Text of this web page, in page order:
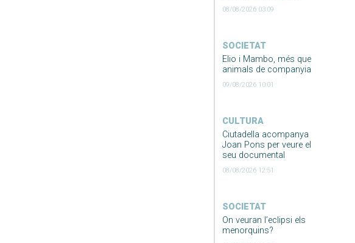
08/08/2026 03:09
SOCIETAT
Elio i Mambo, més que
animals de companyia
09/08/2026 10:01
CULTURA
Ciutadella acompanya
Joan Pons per veure el
seu documental
08/08/2026 12:51
SOCIETAT
On veuran l’eclipsi els
menorquins?